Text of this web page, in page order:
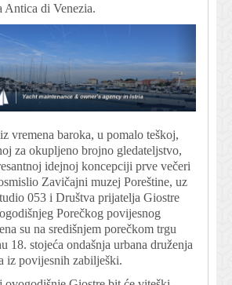
Antica di Venezia.
vremena baroka, u pomalo teškoj,
za okupljeno brojno gledateljstvo,
idejnoj koncepciji prve večeri
Zavičajni muzej Poreštine, uz
053 i Društva prijatelja Giostre
Porečkog povijesnog
su na središnjem porečkom trgu
18. stojeća ondašnja urbana druženja
iz povijesnih zabilješki.